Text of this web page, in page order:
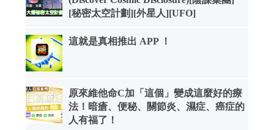
[秘密太空計劃][外星人][UFO]
這就是真相推出 APP ！
原來維他命C加「這個」變成這麼好的療
法！暗瘡、便秘、關節炎、濕症、癌症的
人有福了！